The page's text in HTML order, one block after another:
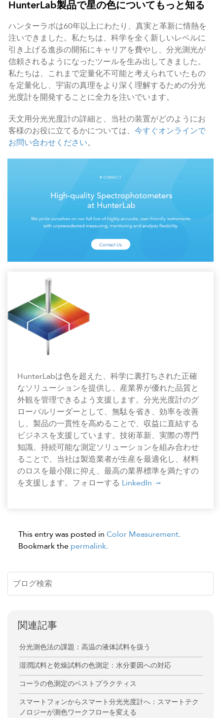
HunterLab製品で星の色についてもっと知る
ハンターラボは60年以上にわたり、真実と革新に情熱を
注いできました。私たちは、科学を全く新しいレベルに
引き上げる進歩の開拓にキャリアを費やし、分光測光が
信頼されるようになったツールを生み出してきました。
私たちは、これまで定量化不可能と考えられていたもの
を定量化し、宇宙の真理をより深く理解するための分光
光度計を開発することに全力を注いでいます。
天文用分光光度計の詳細と、当社の装置がどのようにお
客様のお役に立てるかについては、 今すぐオンラインで
お問い合わせください。
HunterLabは色を超えた、科学に裏打ちされた正確
なソリューションを提供し、産業界が優れた品質と
外観を管理できるよう支援します。分光光度計のグ
ローバルリーダーとして、無駄を省き、効率を改善
し、製品の一貫性を高めることで、収益に直結する
ビジネスを支援しています。技術革新、実際の専門
知識、持続可能な測定ソリューションを組み合わせ
ることで、当社は製造業者が生産を最適化し、材料
のロスを最小限に抑え、最高の業界標準を満たすの
を支援します。フォローする LinkedIn
This entry was posted in Color Measurement.
Bookmark the permalink.
関連記事
分光測色法の課題：高温の液体試料を扱う
湿潤試料と乾燥試料の色測定：水分要因への対応
コーラの色測定のベストプラクティス
スマートフォンからスマート分光光度計へ：スマートテク
ノロジーが測色ワークフローを変える